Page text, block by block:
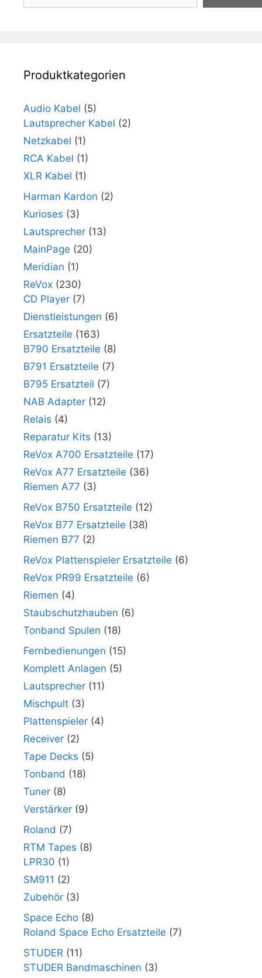
Produktkategorien
Audio Kabel (5)
Lautsprecher Kabel (2)
Netzkabel (1)
RCA Kabel (1)
XLR Kabel (1)
Harman Kardon (2)
Kurioses (3)
Lautsprecher (13)
MainPage (20)
Meridian (1)
ReVox (230)
CD Player (7)
Dienstleistungen (6)
Ersatzteile (163)
B790 Ersatzteile (8)
B791 Ersatzteile (7)
B795 Ersatzteil (7)
NAB Adapter (12)
Relais (4)
Reparatur Kits (13)
ReVox A700 Ersatzteile (17)
ReVox A77 Ersatzteile (36)
Riemen A77 (3)
ReVox B750 Ersatzteile (12)
ReVox B77 Ersatzteile (38)
Riemen B77 (2)
ReVox Plattenspieler Ersatzteile (6)
ReVox PR99 Ersatzteile (6)
Riemen (4)
Staubschutzhauben (6)
Tonband Spulen (18)
Fernbedienungen (15)
Komplett Anlagen (5)
Lautsprecher (11)
Mischpult (3)
Plattenspieler (4)
Receiver (2)
Tape Decks (5)
Tonband (18)
Tuner (8)
Verstärker (9)
Roland (7)
RTM Tapes (8)
LPR30 (1)
SM911 (2)
Zubehör (3)
Space Echo (8)
Roland Space Echo Ersatzteile (7)
STUDER (11)
STUDER Bandmaschinen (3)